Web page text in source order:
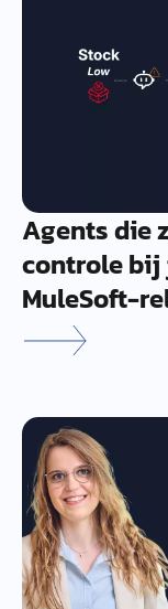
Agents die
controle bij
MuleSoft-